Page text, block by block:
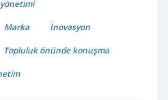
Marka
İnovasyon
Topluluk önünde konuşma